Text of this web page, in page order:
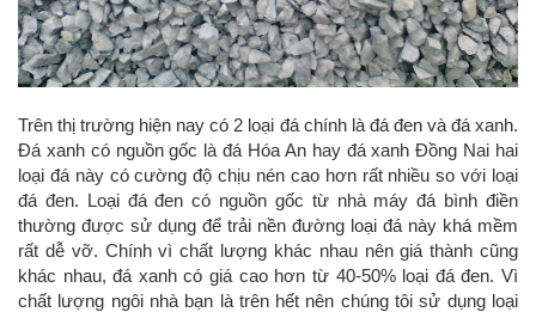
Trên thị trường hiện nay có 2 loại đá chính là đá đen và đá xanh.
Đá xanh có nguồn gốc là đá Hóa An hay đá xanh Đồng Nai hai
loại đá này có cường độ chịu nén cao hơn rất nhiều so với loại
đá đen. Loại đá đen có nguồn gốc từ nhà máy đá bình điền
thường được sử dụng để trải nền đường loại đá này khá mềm
rất dễ vỡ. Chính vì chất lượng khác nhau nên giá thành cũng
khác nhau, đá xanh có giá cao hơn từ 40-50% loại đá đen. Vì
chất lượng ngôi nhà bạn là trên hết nên chúng tôi sử dụng loại